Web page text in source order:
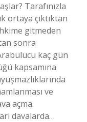
Tarafınızla
ortaya çıktıktan
gitmeden
sonra
kaç gün
kapsamına
ve
açma
davalarda…